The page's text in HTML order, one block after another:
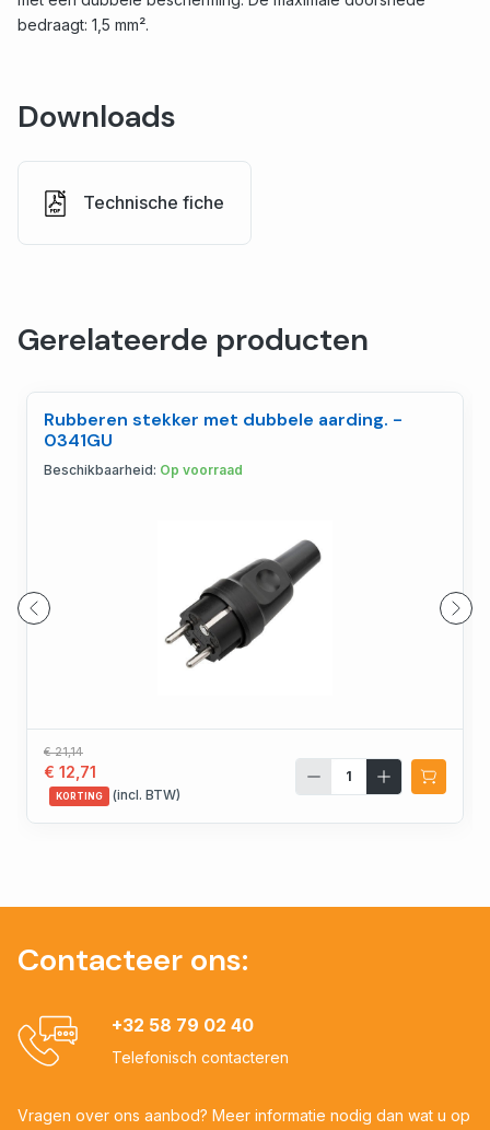
bedraagt: 1,5 mm².
Downloads
Technische fiche
Gerelateerde producten
Rubberen stekker met dubbele aarding. -
0341GU
Beschikbaarheid: Op voorraad
€ 21,14
€ 12,71
KORTING (incl. BTW)
Contacteer ons:
+32 58 79 02 40
Telefonisch contacteren
Vragen over ons aanbod? Meer informatie nodig dan wat u op